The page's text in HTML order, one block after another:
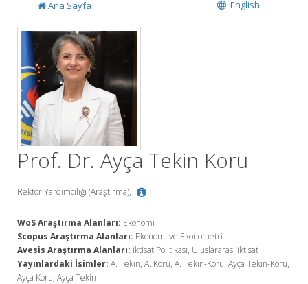
English
Ana Sayfa
Prof. Dr. Ayça Tekin Koru
Rektör Yardımcılığı (Araştırma),
WoS Araştırma Alanları: Ekonomi
Scopus Araştırma Alanları: Ekonomi ve Ekonometri
Avesis Araştırma Alanları: İktisat Politikası, Uluslararası İktisat
Yayınlardaki İsimler: A. Tekin, A. Koru, A. Tekin-Koru, Ayça Tekin-Koru,
Ayça Koru, Ayça Tekin